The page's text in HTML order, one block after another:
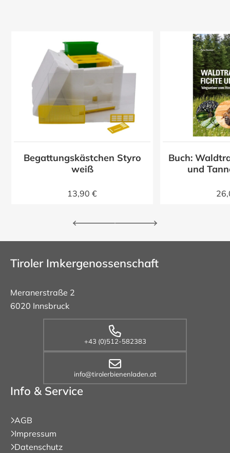
Begattungskästchen Styro
weiß
13,90 €
Buch:
und
Tiroler Imkergenossenschaft
Meranerstraße 2
6020 Innsbruck
+43 (0)512-582383
info@tirolerbienenladen.at
Info & Service
AGB
Impressum
Datenschutz